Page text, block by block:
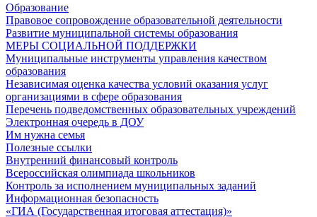
Образование
Правовое сопровождение образовательной деятельности
Развитие муниципальной системы образования
МЕРЫ СОЦИАЛЬНОЙ ПОДДЕРЖКИ
Муниципальные инструменты управления качеством
образования
Независимая оценка качества условий оказания услуг
организациями в сфере образования
Перечень подведомственных образовательных учреждений
Электронная очередь в ДОУ
Им нужна семья
Полезные ссылки
Внутренний финансовый контроль
Всероссийская олимпиада школьников
Контроль за исполнением муниципальных заданий
Информационная безопасность
«ГИА (Государственная итоговая аттестация)»